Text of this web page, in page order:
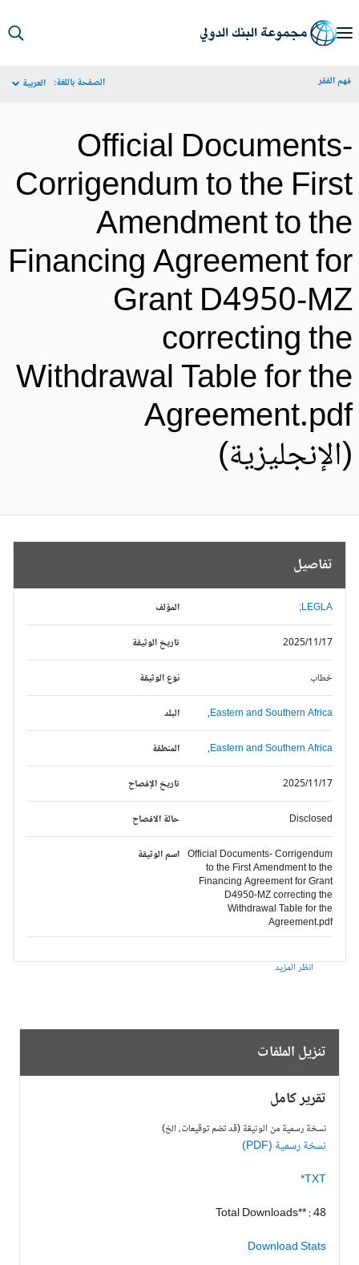
الفقر الصفحة باللغة: العربية
Official
Corrigendum to the
Amendment to
Financing Agreement
Grant D4950-
correcting
Withdrawal Table for
تفاصيل
المؤلف LEGLA;
تاريخ الوثيقة 2025/11/17
نوع الوثيقة خطاب
البلد Eastern and Southern Africa,
المنطقة Eastern and Southern Africa,
تاريخ الإفصاح 2025/11/17
حالة الافصاح Disclosed
اسم الوثيقة Official Documents- Corrigendum
to the First Amendment to the
Financing Agreement for Grant
D4950-MZ correcting the
Withdrawal Table for the
Agreement.pdf
انظر المزيد
تنزيل الملفات
تقرير كامل
نسخة رسمية من الوثيقة (قد تضم توقيعات، الخ)
نسخة رسمية (PDF)
TXT*
Total Downloads** : 48
Download Stats